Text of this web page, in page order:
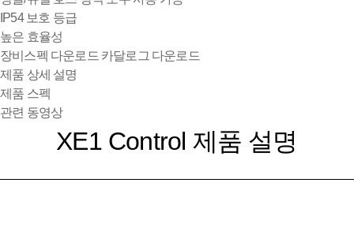
IP54 보호 등급
높은 효율성
장비스펙 다운로드 카달로그 다운로드
제품 상세 설명
제품 스펙
관련 동영상
XE1 Control 제품 설명